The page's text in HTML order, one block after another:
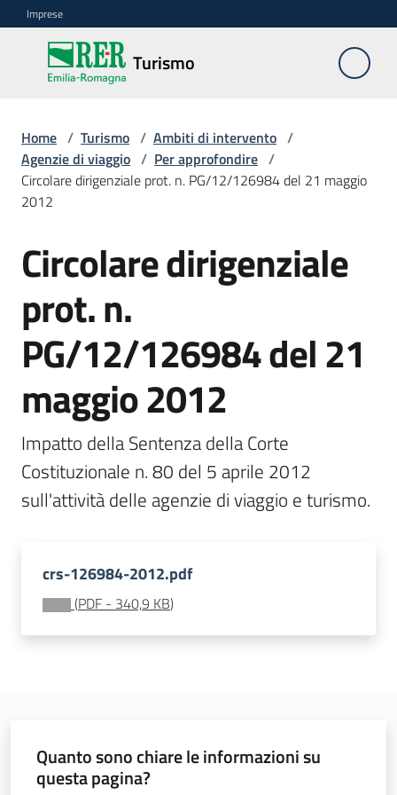
Vai al contenuto
Vai alla navigazione
Vai al footer
Imprese
Turismo
Turismo
Ambiti
di
intervento
Menu selezionato
turistiche
Turismo
accessibile
Progetti
europei
Imprese
Argomenti
Novità
Piani Programmi
Home / Turismo / Ambiti di intervento /
Agenzie di viaggio / Per approfondire /
Circolare dirigenziale prot. n. PG/12/126984 del 21 maggio
2012
Circolare dirigenziale
prot. n.
PG/12/126984 del 21
maggio 2012
Impatto della Sentenza della Corte
Costituzionale n. 80 del 5 aprile 2012
sull'attività delle agenzie di viaggio e turismo.
crs-126984-2012.pdf
(PDF - 340,9 KB)
Quanto sono chiare le informazioni su
questa pagina?